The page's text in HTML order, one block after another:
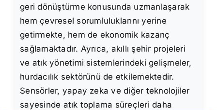
geri dönüştürme konusunda uzmanlaşarak
hem çevresel sorumluluklarını yerine
getirmekte, hem de ekonomik kazanç
sağlamaktadır. Ayrıca, akıllı şehir projeleri
ve atık yönetimi sistemlerindeki gelişmeler,
hurdacılık sektörünü de etkilemektedir.
Sensörler, yapay zeka ve diğer teknolojiler
sayesinde atık toplama süreçleri daha